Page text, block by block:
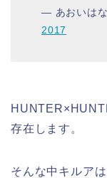
— あおいは
2017
存在します。
そんな中キルア